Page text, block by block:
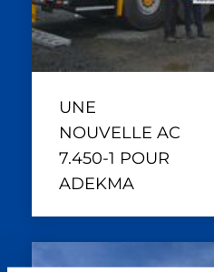
UNE
NOUVELLE AC
7.450-1 POUR
ADEKMA